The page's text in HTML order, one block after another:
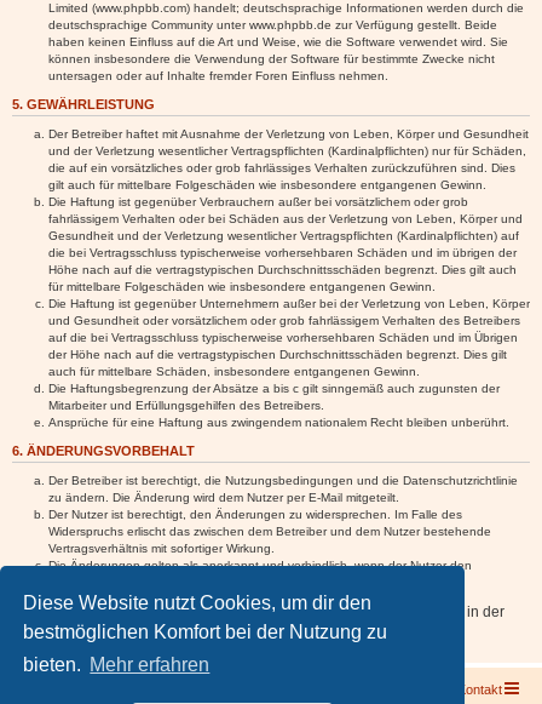
Diese Website nutzt Cookies, um dir den
bestmöglichen Komfort bei der Nutzung zu
bieten. Mehr erfahren
Limited (www.phpbb.com) handelt; deutschsprachige Informationen werden durch die
deutschsprachige Community unter www.phpbb.de zur Verfügung gestellt. Beide
haben keinen Einfluss auf die Art und Weise, wie die Software verwendet wird. Sie
können insbesondere die Verwendung der Software für bestimmte Zwecke nicht
untersagen oder auf Inhalte fremder Foren Einfluss nehmen.
5. GEWÄHRLEISTUNG
Der Betreiber haftet mit Ausnahme der Verletzung von Leben, Körper und Gesundheit
und der Verletzung wesentlicher Vertragspflichten (Kardinalpflichten) nur für Schäden,
die auf ein vorsätzliches oder grob fahrlässiges Verhalten zurückzuführen sind. Dies
gilt auch für mittelbare Folgeschäden wie insbesondere entgangenen Gewinn.
Die Haftung ist gegenüber Verbrauchern außer bei vorsätzlichem oder grob
fahrlässigem Verhalten oder bei Schäden aus der Verletzung von Leben, Körper und
Gesundheit und der Verletzung wesentlicher Vertragspflichten (Kardinalpflichten) auf
die bei Vertragsschluss typischerweise vorhersehbaren Schäden und im übrigen der
Höhe nach auf die vertragstypischen Durchschnittsschäden begrenzt. Dies gilt auch
für mittelbare Folgeschäden wie insbesondere entgangenen Gewinn.
Die Haftung ist gegenüber Unternehmern außer bei der Verletzung von Leben, Körper
und Gesundheit oder vorsätzlichem oder grob fahrlässigem Verhalten des Betreibers
auf die bei Vertragsschluss typischerweise vorhersehbaren Schäden und im Übrigen
der Höhe nach auf die vertragstypischen Durchschnittsschäden begrenzt. Dies gilt
auch für mittelbare Schäden, insbesondere entgangenen Gewinn.
Die Haftungsbegrenzung der Absätze a bis c gilt sinngemäß auch zugunsten der
Mitarbeiter und Erfüllungsgehilfen des Betreibers.
Ansprüche für eine Haftung aus zwingendem nationalem Recht bleiben unberührt.
6. ÄNDERUNGSVORBEHALT
Der Betreiber ist berechtigt, die Nutzungsbedingungen und die Datenschutzrichtlinie
zu ändern. Die Änderung wird dem Nutzer per E-Mail mitgeteilt.
Der Nutzer ist berechtigt, den Änderungen zu widersprechen. Im Falle des
Widerspruchs erlischt das zwischen dem Betreiber und dem Nutzer bestehende
Vertragsverhältnis mit sofortiger Wirkung.
Die Änderungen gelten als anerkannt und verbindlich, wenn der Nutzer den
Informationen über den Umgang mit deinen persönlichen Daten sind in der
Datenschutzrichtlinie enthalten.
Kontakt